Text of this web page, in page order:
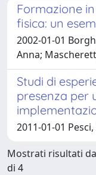
Formazione
fisica: un
2002-01-01
Anna;
Studi di
presenza per
2011-01-01
Mostrati risultati
di 4